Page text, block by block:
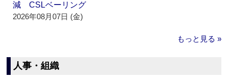
減 CSLベーリング
2026年08月07日 (金)
もっと見る »
人事・組織